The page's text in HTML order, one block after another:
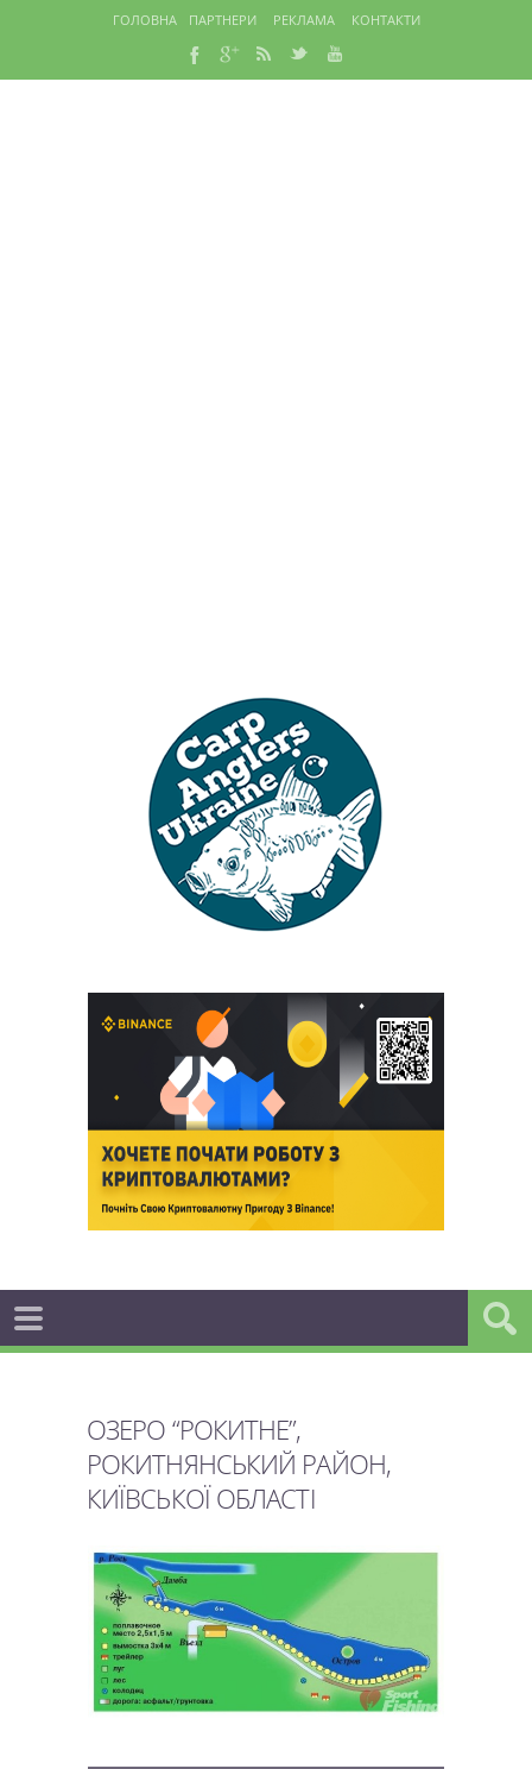
ГОЛОВНА ПАРТНЕРИ РЕКЛАМА КОНТАКТИ
ОЗЕРО “РОКИТНЕ”,
РОКИТНЯНСЬКИЙ РАЙОН,
КИЇВСЬКОЇ ОБЛАСТІ